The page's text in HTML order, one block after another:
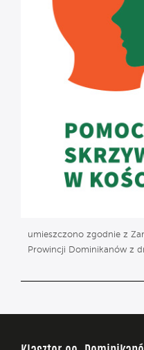
umieszczono zgodnie z
Prowincji Dominikanów z